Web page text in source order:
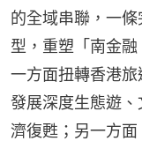
的全域串聯，一
型，重塑「南金
一方面扭轉香港旅
發展深度生態遊
濟復甦；另一方